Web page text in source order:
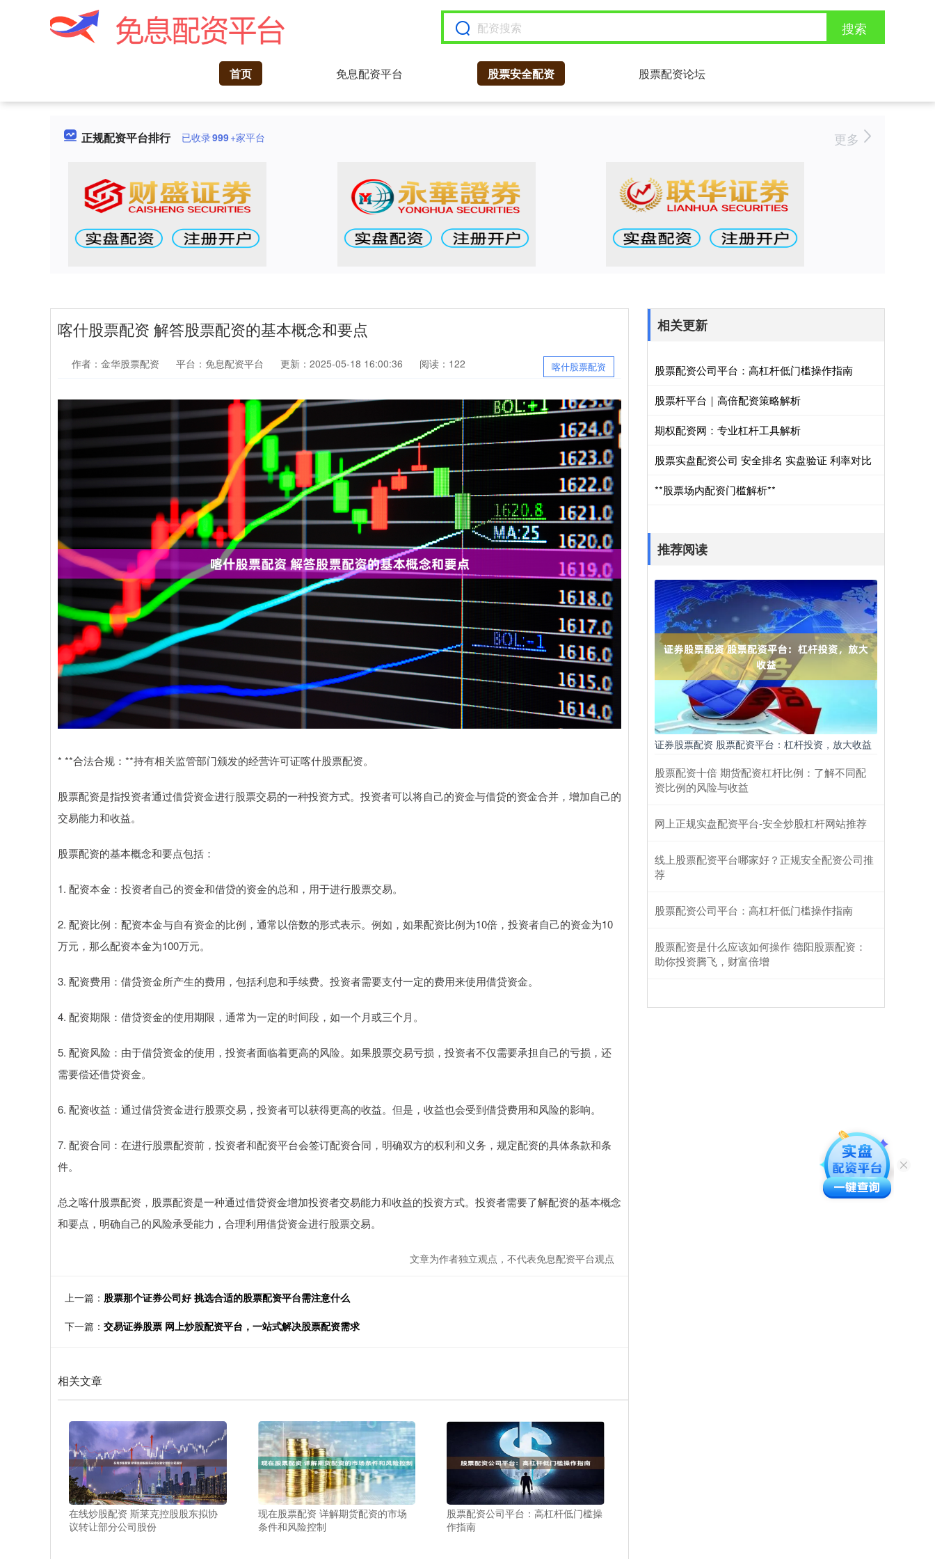
搜索
首页 免息配资平台 股票安全配资 股票配资论坛
正规配资平台排行 已收录999+家平台 更多
喀什股票配资 解答股票配资的基本概念和要点
喀什股票配资
作者：金华股票配资 平台：免息配资平台 更新：2025-05-18 16:00:36 阅读：122
* **合法合规：**持有相关监管部门颁发的经营许可证喀什股票配资。
股票配资是指投资者通过借贷资金进行股票交易的一种投资方式。投资者可以将自己的资金与借贷的资金合并，增加自己的
交易能力和收益。
股票配资的基本概念和要点包括：
1. 配资本金：投资者自己的资金和借贷的资金的总和，用于进行股票交易。
2. 配资比例：配资本金与自有资金的比例，通常以倍数的形式表示。例如，如果配资比例为10倍，投资者自己的资金为10
万元，那么配资本金为100万元。
3. 配资费用：借贷资金所产生的费用，包括利息和手续费。投资者需要支付一定的费用来使用借贷资金。
4. 配资期限：借贷资金的使用期限，通常为一定的时间段，如一个月或三个月。
5. 配资风险：由于借贷资金的使用，投资者面临着更高的风险。如果股票交易亏损，投资者不仅需要承担自己的亏损，还
需要偿还借贷资金。
6. 配资收益：通过借贷资金进行股票交易，投资者可以获得更高的收益。但是，收益也会受到借贷费用和风险的影响。
7. 配资合同：在进行股票配资前，投资者和配资平台会签订配资合同，明确双方的权利和义务，规定配资的具体条款和条
件。
总之喀什股票配资，股票配资是一种通过借贷资金增加投资者交易能力和收益的投资方式。投资者需要了解配资的基本概念
和要点，明确自己的风险承受能力，合理利用借贷资金进行股票交易。
文章为作者独立观点，不代表免息配资平台观点
上一篇： 股票那个证券公司好 挑选合适的股票配资平台需注意什么
下一篇： 交易证券股票 网上炒股配资平台，一站式解决股票配资需求
相关文章
在线炒股配资 斯莱克控股股东拟协
议转让部分公司股份
现在股票配资 详解期货配资的市场
条件和风险控制
股票配资公司平台：高杠杆低门槛操
作指南
相关更新
股票配资公司平台：高杠杆低门槛操作指南
股票杆平台｜高倍配资策略解析
期权配资网：专业杠杆工具解析
股票实盘配资公司 安全排名 实盘验证 利率对比
**股票场内配资门槛解析**
推荐阅读
证券股票配资 股票配资平台：杠杆投资，放大收益
股票配资十倍 期货配资杠杆比例：了解不同配
资比例的风险与收益
网上正规实盘配资平台-安全炒股杠杆网站推荐
线上股票配资平台哪家好？正规安全配资公司推
荐
股票配资公司平台：高杠杆低门槛操作指南
股票配资是什么应该如何操作 德阳股票配资：
助你投资腾飞，财富倍增